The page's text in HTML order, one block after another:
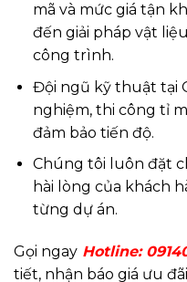
mã và mức giá tận
đến giải pháp vật
công trình.
Đội ngũ kỹ thuật tại
nghiệm, thi công tỉ
đảm bảo tiến độ.
Chúng tôi luôn đặt
hài lòng của khách
từng dự án.
Gọi ngay Hotline:
tiết, nhận báo giá ưu